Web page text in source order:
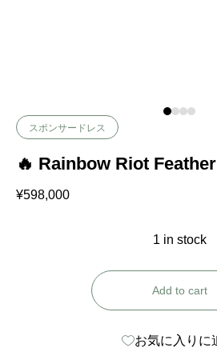
スポンサードレス
🔥 Rainbow Riot Feather
¥598,000
1 in stock
R
a
Add to cart
お気に入りに